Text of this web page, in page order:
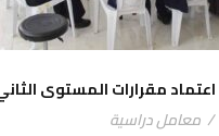
مقرارات المستوى
/ معامل دراسية